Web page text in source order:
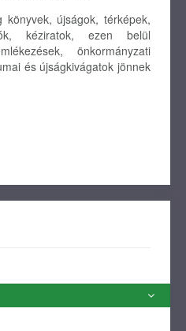
könyvek, újságok, térképek,
kéziratok, ezen belül
önkormányzati
és újságkivágatok jönnek